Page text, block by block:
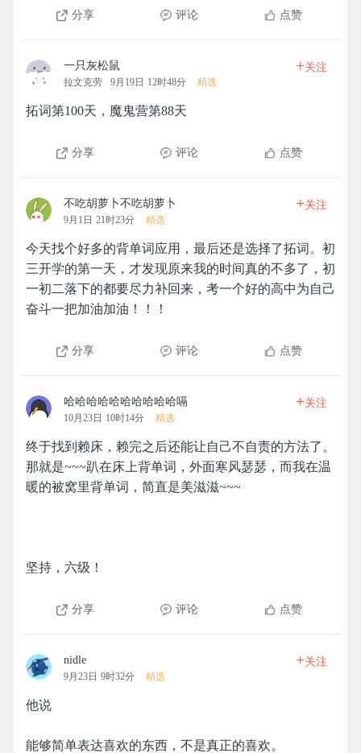
分享 评论 点赞
一只灰松鼠
拉文克劳 9月19日 12时48分 精选
+关注
拓词第100天，魔鬼营第88天
分享 评论 点赞
不吃胡萝卜不吃胡萝卜
9月1日 21时23分 精选
+关注
今天找个好多的背单词应用，最后还是选择了拓词。初
三开学的第一天，才发现原来我的时间真的不多了，初
一初二落下的都要尽力补回来，考一个好的高中为自己
奋斗一把加油加油！！！
分享 评论 点赞
哈哈哈哈哈哈哈哈哈哈嗝
10月23日 10时14分 精选
+关注
终于找到赖床，赖完之后还能让自己不自责的方法了。
那就是~~~趴在床上背单词，外面寒风瑟瑟，而我在温
暖的被窝里背单词，简直是美滋滋~~~
坚持，六级！
分享 评论 点赞
nidle
9月23日 9时32分 精选
+关注
他说
能够简单表达喜欢的东西，不是真正的喜欢。